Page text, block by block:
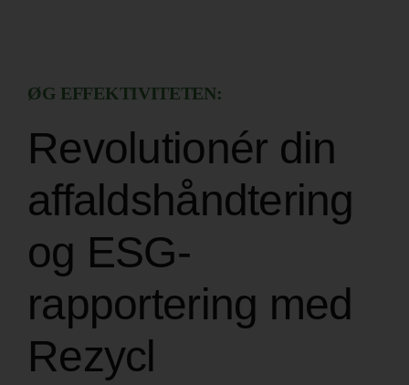
ØG EFFEKTIVITETEN:
Revolutionér din
affaldshåndtering
og ESG-
rapportering med
Rezycl